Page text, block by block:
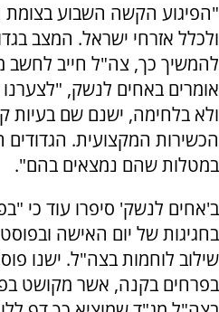
"הפיגוע הקשה השבוע בצומת
ולכלל אזרחי ישראל. המצב
להמשיך כך, צה"ל חייב לחשב
אומרים באחים לנשק,
ולא בלחימה, ישנם שם בעיות
הכשירות המקצועית. הגדודים
במטלות שהם נמצאים בהם".
ב'אחים לנשק' סיפרו עוד כי
בחגיגות של יום האישה
שילוב לוחמות בצה"ל. ישנו
בפרחים בקנה, אשר מקושט